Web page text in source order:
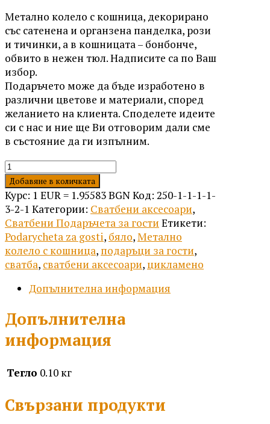
Метално колело с кошница, декорирано
със сатенена и органзена панделка, рози
и тичинки, а в кошницата – бонбонче,
обвито в нежен тюл. Надписите са по Ваш
избор.
Подаръчето може да бъде изработено в
различни цветове и материали, според
желанието на клиента. Споделете идеите
си с нас и ние ще Ви отговорим дали сме
в състояние да ги изпълним.
количество
за
Метално
колело
с
кошница
-
Цикламено
Добавяне в количката
Курс: 1 EUR = 1.95583 BGNКод: 250-1-1-1-1-
3-2-1 Категории: Сватбени аксесоари,
Сватбени Подаръчета за гости Етикети:
Podarycheta za gosti, бяло,Метално
колело с кошница, подаръци за гости,
сватба, сватбени аксесоари, цикламено
Допълнителна информация
Допълнителна
информация
Тегло 0.10 кг
Свързани продукти